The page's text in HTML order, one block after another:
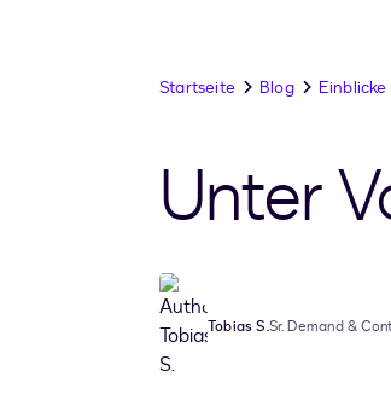
Startseite Blog
Unter
Tobias S.Sr. Demand &